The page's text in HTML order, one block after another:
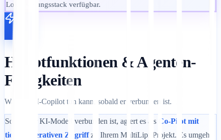
Lokalisierungsstack verfügbar.
Hauptfunktionen & Agenten-
Fähigkeiten
Was Ihr KI-Copilot tun kann, sobald er verbunden ist.
Sobald Ihr KI-Modell verbunden ist, agiert es als
Co-Pilot mit
tiefem operativen Zugriffzu Ihrem MultiLipi-Projekt. Es umgeht